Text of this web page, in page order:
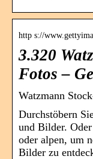
http s://
3.320
Fotos –
Watzmann
Durchstöbern
und Bilder. Oder
oder alpen, um
Bilder zu